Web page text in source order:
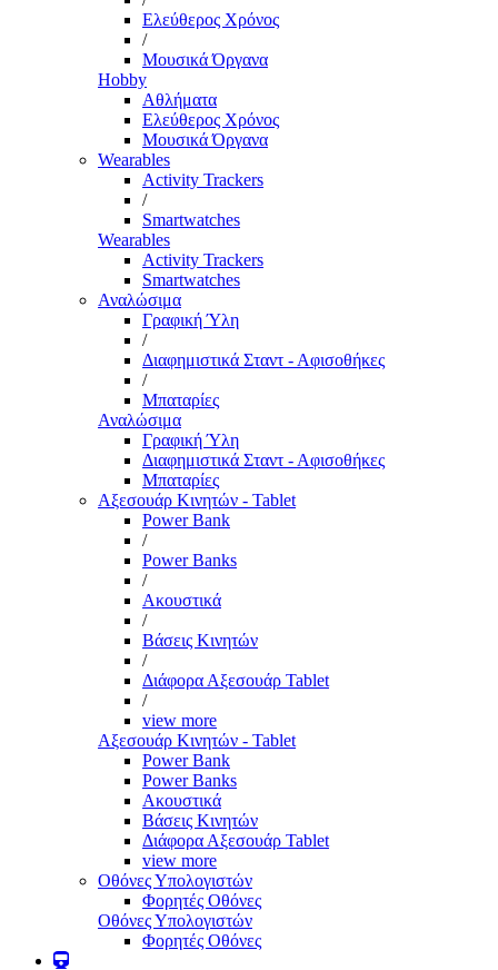
Ελεύθερος Χρόνος
/
Μουσικά Όργανα
Hobby
Αθλήματα
Ελεύθερος Χρόνος
Μουσικά Όργανα
Wearables
Activity Trackers
/
Smartwatches
Wearables
Activity Trackers
Smartwatches
Αναλώσιμα
Γραφική Ύλη
/
Διαφημιστικά Σταντ - Αφισοθήκες
/
Μπαταρίες
Αναλώσιμα
Γραφική Ύλη
Διαφημιστικά Σταντ - Αφισοθήκες
Μπαταρίες
Αξεσουάρ Κινητών - Tablet
Power Bank
/
Power Banks
/
Ακουστικά
/
Βάσεις Κινητών
/
Διάφορα Αξεσουάρ Tablet
/
view more
Αξεσουάρ Κινητών - Tablet
Power Bank
Power Banks
Ακουστικά
Βάσεις Κινητών
Διάφορα Αξεσουάρ Tablet
view more
Οθόνες Υπολογιστών
Φορητές Οθόνες
Οθόνες Υπολογιστών
Φορητές Οθόνες